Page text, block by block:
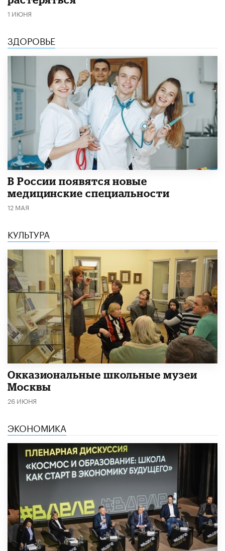
1 ИЮНЯ
ЗДОРОВЬЕ
В России появятся новые
медицинские специальности
12 МАЯ
КУЛЬТУРА
​Окказиональные школьные музеи
Москвы
26 ИЮНЯ
ЭКОНОМИКА